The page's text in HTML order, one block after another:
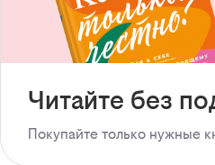
Читайте без
Покупайте только нужные